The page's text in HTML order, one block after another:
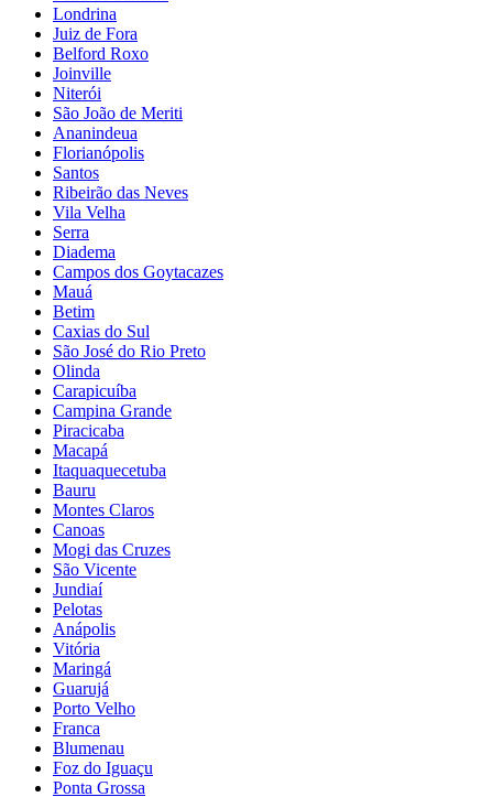
Londrina
Juiz de Fora
Belford Roxo
Joinville
Niterói
São João de Meriti
Ananindeua
Florianópolis
Santos
Ribeirão das Neves
Vila Velha
Serra
Diadema
Campos dos Goytacazes
Mauá
Betim
Caxias do Sul
São José do Rio Preto
Olinda
Carapicuíba
Campina Grande
Piracicaba
Macapá
Itaquaquecetuba
Bauru
Montes Claros
Canoas
Mogi das Cruzes
São Vicente
Jundiaí
Pelotas
Anápolis
Vitória
Maringá
Guarujá
Porto Velho
Franca
Blumenau
Foz do Iguaçu
Ponta Grossa